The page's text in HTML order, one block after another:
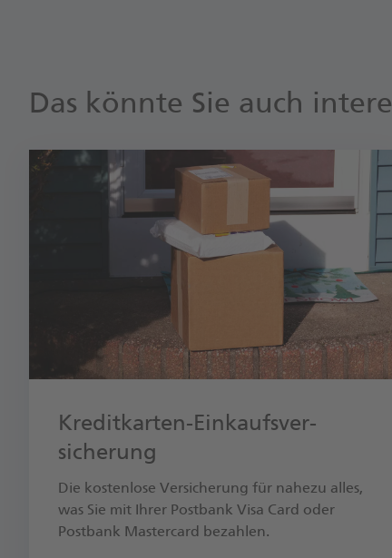
Das könnte Sie auch
Kredit­karten-Ein­kaufs­ver­
sicher­ung
Die kostenlose Versicherung für nahezu alles,
was Sie mit Ihrer Postbank Visa Card oder
Postbank Mastercard bezahlen.